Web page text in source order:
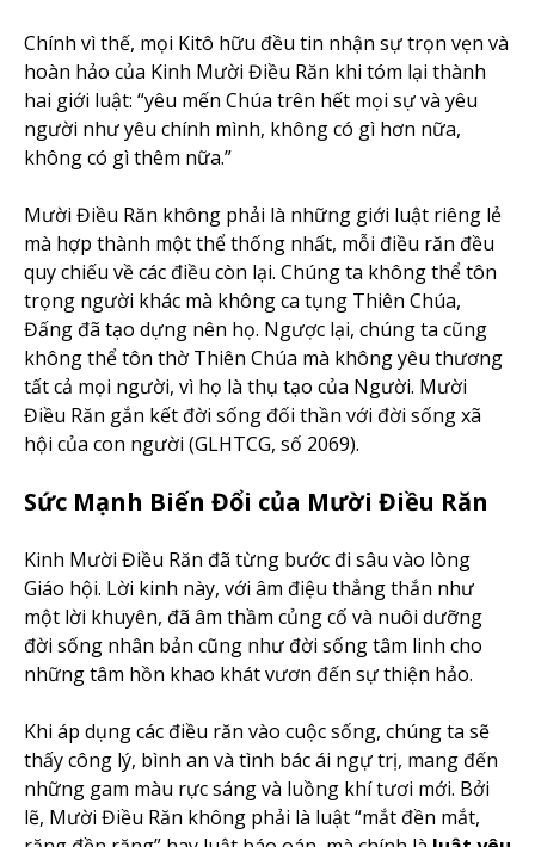
Chính vì thế, mọi Kitô hữu đều tin nhận sự trọn vẹn và
hoàn hảo của Kinh Mười Điều Răn khi tóm lại thành
hai giới luật: “yêu mến Chúa trên hết mọi sự và yêu
người như yêu chính mình, không có gì hơn nữa,
không có gì thêm nữa.”
Mười Điều Răn không phải là những giới luật riêng lẻ
mà hợp thành một thể thống nhất, mỗi điều răn đều
quy chiếu về các điều còn lại. Chúng ta không thể tôn
trọng người khác mà không ca tụng Thiên Chúa,
Đấng đã tạo dựng nên họ. Ngược lại, chúng ta cũng
không thể tôn thờ Thiên Chúa mà không yêu thương
tất cả mọi người, vì họ là thụ tạo của Người. Mười
Điều Răn gắn kết đời sống đối thần với đời sống xã
hội của con người (GLHTCG, số 2069).
Sức Mạnh Biến Đổi của Mười Điều Răn
Kinh Mười Điều Răn đã từng bước đi sâu vào lòng
Giáo hội. Lời kinh này, với âm điệu thẳng thắn như
một lời khuyên, đã âm thầm củng cố và nuôi dưỡng
đời sống nhân bản cũng như đời sống tâm linh cho
những tâm hồn khao khát vươn đến sự thiện hảo.
Khi áp dụng các điều răn vào cuộc sống, chúng ta sẽ
thấy công lý, bình an và tình bác ái ngự trị, mang đến
những gam màu rực sáng và luồng khí tươi mới. Bởi
lẽ, Mười Điều Răn không phải là luật “mắt đền mắt,